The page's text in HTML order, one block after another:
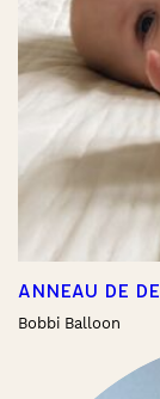
ANNEAU DE
Bobbi Balloon